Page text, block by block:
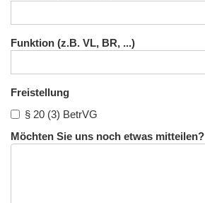
Funktion (z.B. VL, BR, ...)
Freistellung
§ 20 (3) BetrVG
Möchten Sie uns noch etwas mitteilen?